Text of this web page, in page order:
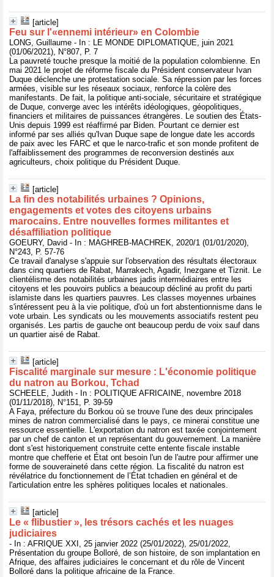
[article]
Feu sur l'«ennemi intérieur» en Colombie
LONG, Guillaume - In : LE MONDE DIPLOMATIQUE, juin 2021
(01/06/2021), N°807, P. 7
La pauvreté touche presque la moitié de la population colombienne. En
mai 2021 le projet de réforme fiscale du Président conservateur Ivan
Duque déclenche une protestation sociale. Sa répression par les forces
armées, visible sur les réseaux sociaux, renforce la colère des
manifestants. De fait, la politique anti-sociale, sécuritaire et stratégique
de Duque, converge avec les intérêts idéologiques, géopolitiques,
financiers et militaires de puissances étrangères. Le soutien des États-
Unis depuis 1999 est réaffirmé par Biden. Pourtant ce dernier est
informé par ses alliés qu'Ivan Duque sape de longue date les accords
de paix avec les FARC et que le narco-trafic et son monde profitent de
l'affaiblissement des programmes de reconversion destinés aux
agriculteurs, choix politique du Président Duque.
[article]
La fin des notabilités urbaines ? Opinions,
engagements et votes des citoyens urbains
marocains. Entre nouvelles formes militantes et
désaffiliation politique
GOEURY, David - In : MAGHREB-MACHREK, 2020/1 (01/01/2020),
N°243, P. 57-76
Ce travail d'analyse s'appuie sur l'observation des résultats électoraux
dans cinq quartiers de Rabat, Marrakech, Agadir, Inezgane et Tiznit. Le
clientélisme des notabilités urbaines jadis intermédiaires entre les
citoyens et les pouvoirs publics a beaucoup décliné au profit du parti
islamiste dans les quartiers pauvres. Les classes moyennes urbaines
s'intéressent peu à la vie politique, d'où un fort abstentionnisme dans le
vote urbain. Les syndicats ou les mouvements associatifs restent peu
organisés. Les partis de gauche ont beaucoup perdu de voix sauf dans
un quartier aisé de Rabat.
[article]
Fiscalité marginale sur mesure : L'économie politique
du natron au Borkou, Tchad
SCHEELE, Judith - In : POLITIQUE AFRICAINE, novembre 2018
(01/11/2018), N°151, P. 39-59
A Faya, préfecture du Borkou où se trouve l'une des deux principales
mines de natron commercialisé dans le pays, ce minerai constitue une
ressource essentielle. L'exportation du natron est taxée conjointement
par un chef de canton et un représentant du gouvernement. La manière
dont s'est historiquement construite cette entente fiscale instable
montre que chefferie et État ont besoin l'un de l'autre pour affirmer une
forme de souveraineté dans cette région. La fiscalité du natron est
révélatrice du fonctionnement de l’État tchadien en général et de
l'articulation entre les sphères politiques locales et nationales.
[article]
Le « flibustier », les trésors cachés et les nuages
judiciaires
- In : AFRIQUE XXI, 25 janvier 2022 (25/01/2022), 25/01/2022,
Présentation du groupe Bolloré, de son histoire, de son implantation en
Afrique, des affaires judiciaires le concernant et du rôle de Vincent
Bolloré dans la politique africaine de la France.